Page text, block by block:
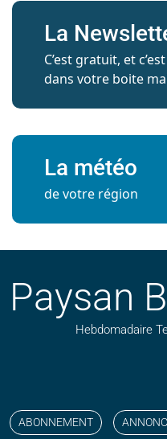
La
C’est gratuit, et
dans votre boite
La météo
de votre région
Paysan
Hebdomadaire
ABONNEMENT